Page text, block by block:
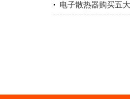
电子散热器购买五